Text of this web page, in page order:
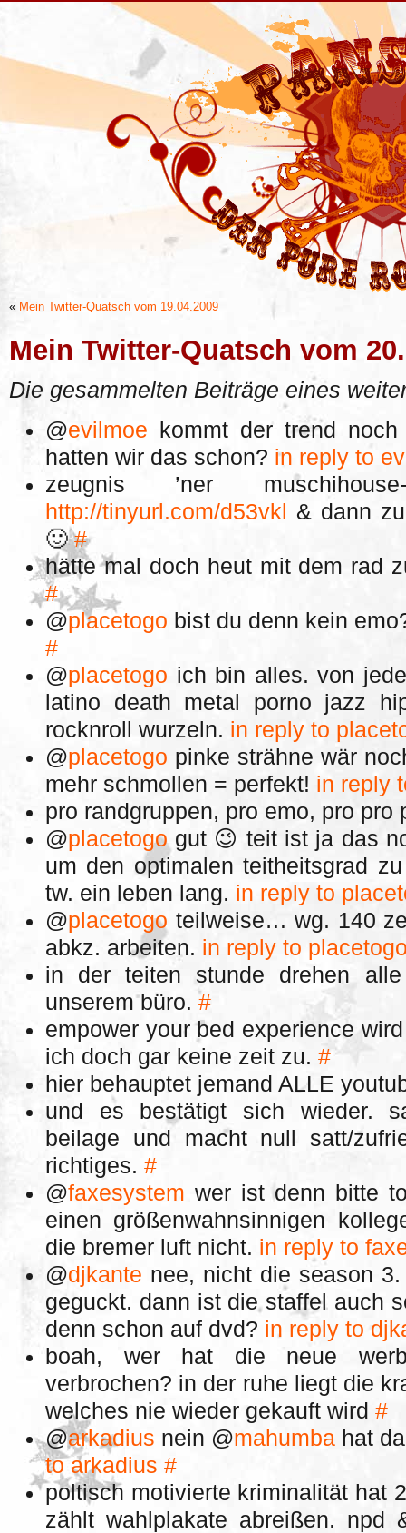
« Mein Twitter-Quatsch vom 19.04.2009
Mein Twitter-Quatsch vom
Die gesammelten Beiträge eines
@evilmoe kommt der trend
hatten wir das schon? in reply to
zeugnis ’ner
http://tinyurl.com/d53vkl
& dann
🙂#
hätte mal doch heut mit dem rad
#
@placetogo bist du denn kein
#
@placetogo ich bin alles. von
latino death metal porno jazz
rocknroll wurzeln. in reply to
@placetogo pinke strähne wär
mehr schmollen = perfekt! in reply
pro randgruppen, pro emo, pro pro
@placetogogut 😉 teit ist ja das
um den optimalen teitheitsgrad
tw. ein leben lang. in reply to
@placetogo teilweise… wg. 140
abkz. arbeiten. in reply to
in der teiten stunde drehen
unserem büro. #
empower your bed experience
ich doch gar keine zeit zu. #
hier behauptet jemand ALLE
und es bestätigt sich wieder.
beilage und macht null satt/
richtiges. #
@faxesystem wer ist denn bitte
einen größenwahnsinnigen
die bremer luft nicht. in reply to
@djkante nee, nicht die season
geguckt. dann ist die staffel auch
denn schon auf dvd? in reply to
boah, wer hat die neue
verbrochen? in der ruhe liegt die
welches nie wieder gekauft wird #
@arkadius nein @mahumba hat
to arkadius #
poltisch motivierte kriminalität hat
zählt wahlplakate abreißen. npd